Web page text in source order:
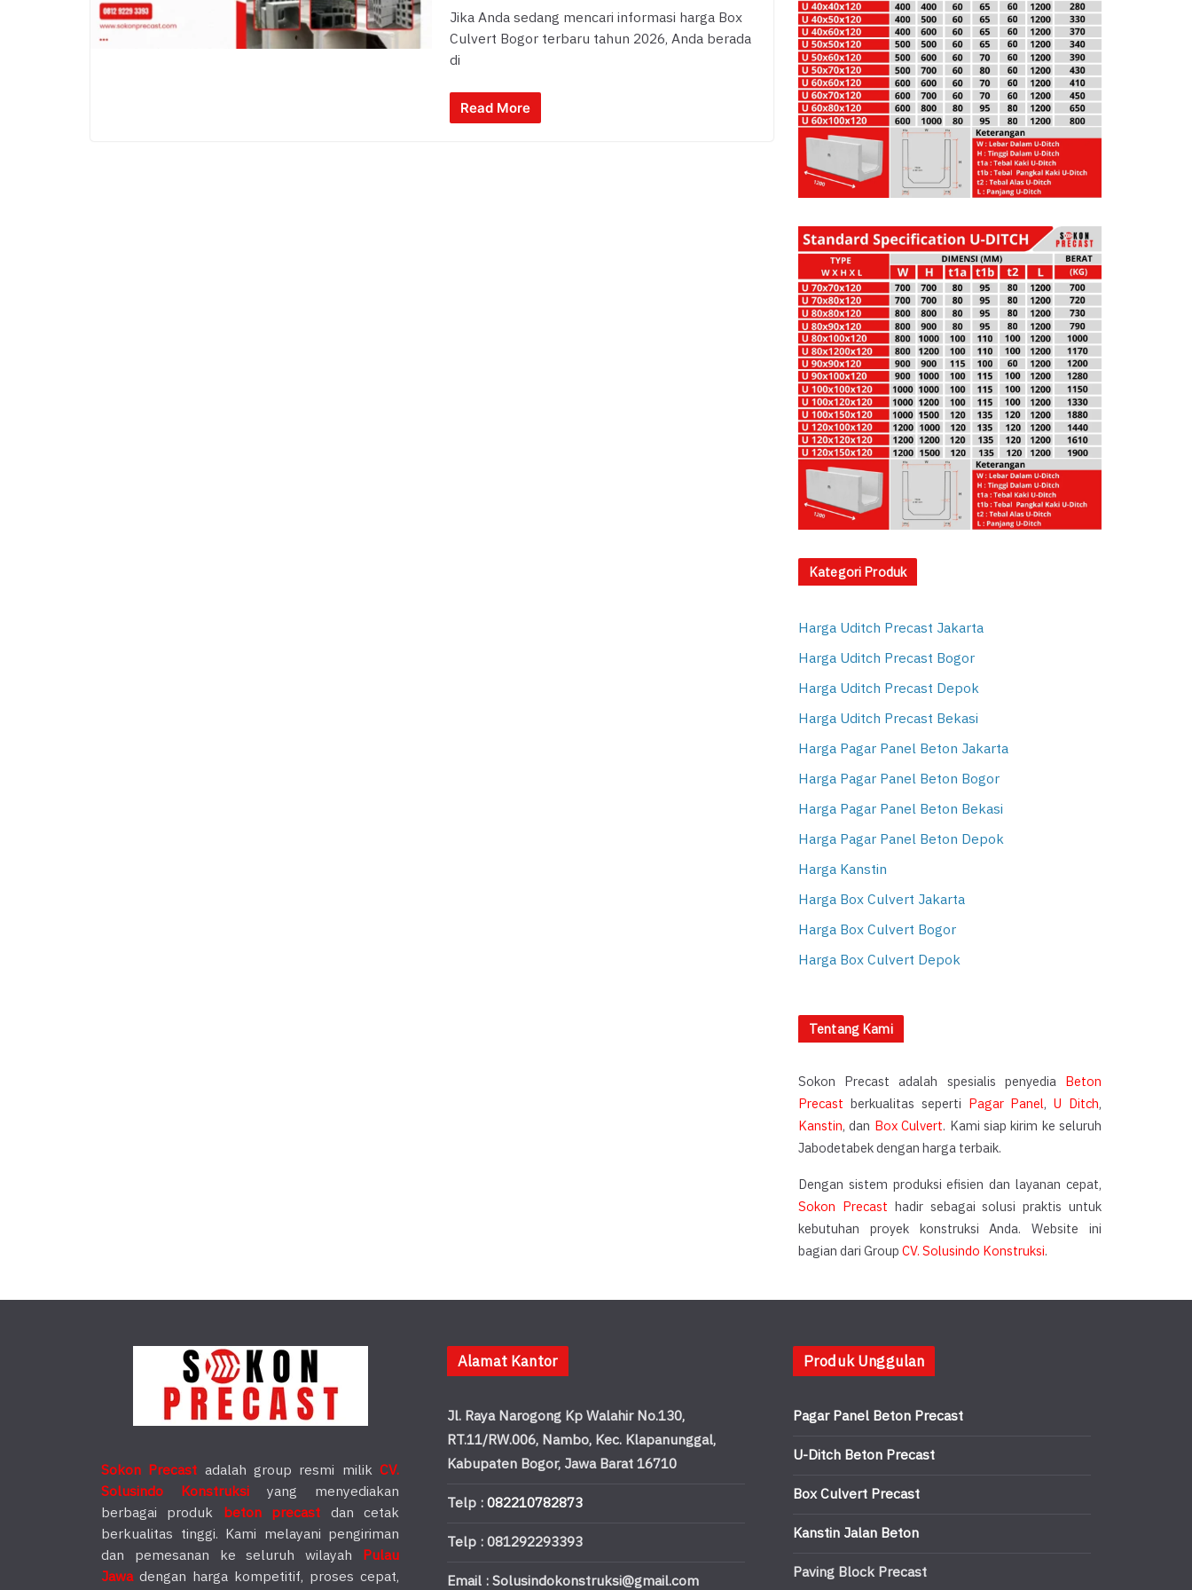
Jika Anda sedang mencari informasi harga Box
Culvert Bogor terbaru tahun 2026, Anda berada
di
Read More
Kategori Produk
Harga Uditch Precast Jakarta
Harga Uditch Precast Bogor
Harga Uditch Precast Depok
Harga Uditch Precast Bekasi
Harga Pagar Panel Beton Jakarta
Harga Pagar Panel Beton Bogor
Harga Pagar Panel Beton Bekasi
Harga Pagar Panel Beton Depok
Harga Kanstin
Harga Box Culvert Jakarta
Harga Box Culvert Bogor
Harga Box Culvert Depok
Tentang Kami
Sokon Precast adalah spesialis penyedia Beton
Precast berkualitas seperti Pagar Panel,U Ditch,
Kanstin, dan Box Culvert. Kami siap kirim ke seluruh
Jabodetabek dengan harga terbaik.
Dengan sistem produksi efisien dan layanan cepat,
Sokon Precast hadir sebagai solusi praktis untuk
kebutuhan proyek konstruksi Anda. Website ini
bagian dari GroupCV. Solusindo Konstruksi.
Sokon Precast adalah group resmi milikCV.
Solusindo Konstruksi yang menyediakan
berbagai produk beton precast dan cetak
berkualitas tinggi. Kami melayani pengiriman
dan pemesanan ke seluruh wilayah Pulau
Jawadengan harga kompetitif, proses cepat,
Alamat Kantor
Jl. Raya Narogong Kp Walahir No.130,
RT.11/RW.006, Nambo, Kec. Klapanunggal,
Kabupaten Bogor, Jawa Barat 16710
Telp :082210782873
Telp : 081292293393
Email : Solusindokonstruksi@gmail.com
Produk Unggulan
Pagar Panel Beton Precast
U-Ditch Beton Precast
Box Culvert Precast
Kanstin Jalan Beton
Paving Block Precast